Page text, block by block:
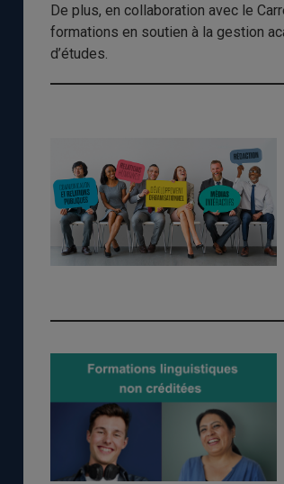
De plus, en collaboration avec le
formations en soutien à la gestion
d’études.